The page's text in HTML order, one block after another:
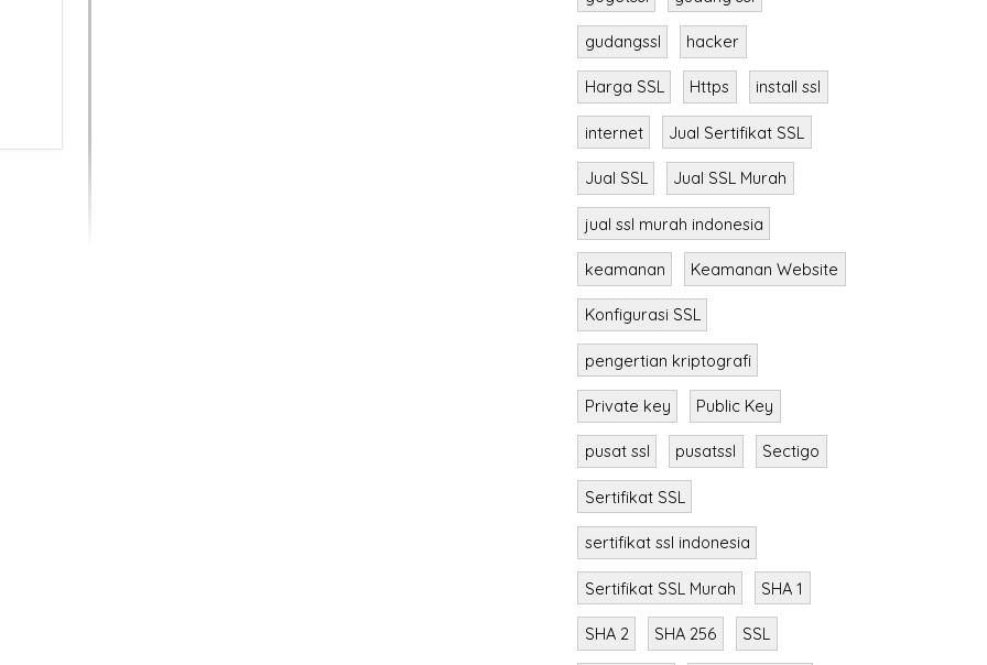
gogetssl gudang ssl
gudangssl hacker
Harga SSL Https install ssl
internet Jual Sertifikat SSL
Jual SSL Jual SSL Murah
jual ssl murah indonesia
keamanan Keamanan Website
Konfigurasi SSL
pengertian kriptografi
Private key Public Key
pusat ssl pusatssl
Sertifikat SSL
sertifikat ssl indonesia
Sertifikat SSL Murah SHA 1